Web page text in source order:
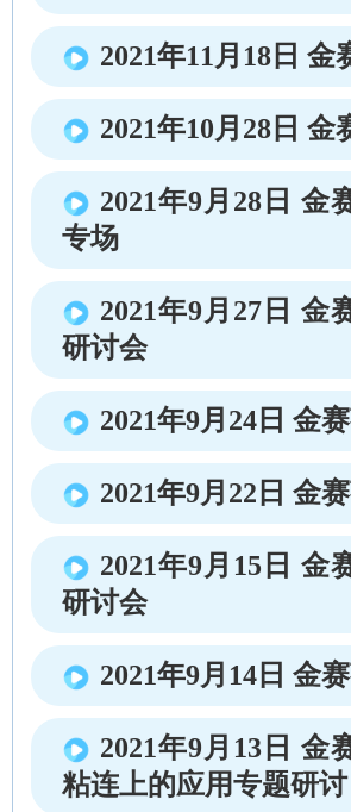
2021年11月18日
2021年10月28日
2021年9月28日 金
专场
2021年9月27日 金
研讨会
2021年9月24日 金
2021年9月22日 金
2021年9月15日 金
研讨会
2021年9月14日 金
2021年9月13日 金
粘连上的应用专题研讨